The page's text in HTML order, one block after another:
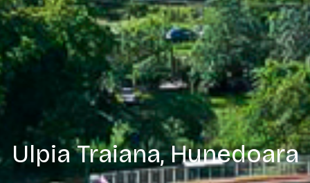
Ulpia Traiana, Hunedoara